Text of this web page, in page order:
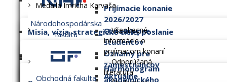
Medaila Imricha Karvaša
Misia, vízia, strategické ciele, poslanie
Dlhodobý zámer
Národohospodárska
fakulta
Obchodná fakulta
Prijímacie konanie
2026/2027
Všeobecné
informácie o
prijímacom konaní
Odporúčaná
literatúra
Oznamy pre
študentov
Harmonogram
akademického
Oznamy pre
zamestnancov
Aktuálne